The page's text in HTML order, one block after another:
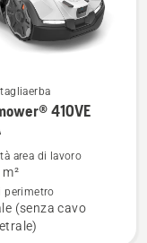
410VE
area di lavoro
perimetro
(senza cavo